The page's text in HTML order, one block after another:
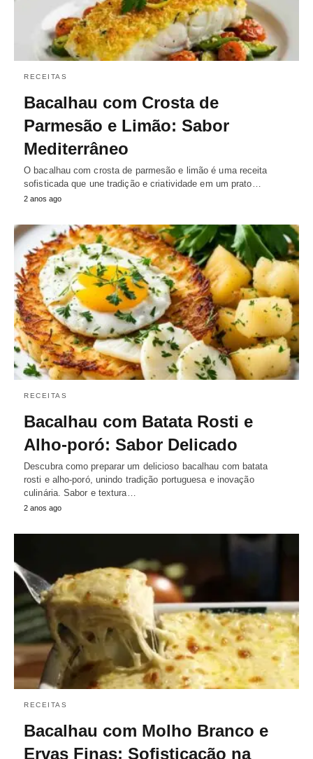
RECEITAS
Bacalhau com Crosta de
Parmesão e Limão: Sabor
Mediterrâneo
O bacalhau com crosta de parmesão e limão é uma receita
sofisticada que une tradição e criatividade em um prato…
2 anos ago
RECEITAS
Bacalhau com Batata Rosti e
Alho-poró: Sabor Delicado
Descubra como preparar um delicioso bacalhau com batata
rosti e alho-poró, unindo tradição portuguesa e inovação
culinária. Sabor e textura…
2 anos ago
RECEITAS
Bacalhau com Molho Branco e
Ervas Finas: Sofisticação na